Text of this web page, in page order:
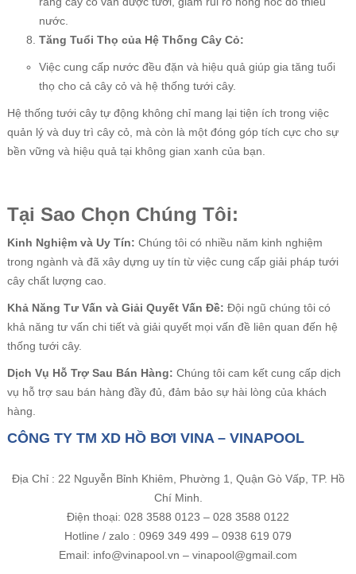
nước.
Tăng Tuổi Thọ của Hệ Thống Cây Cỏ:
Việc cung cấp nước đều đặn và hiệu quả giúp gia tăng tuổi
thọ cho cả cây cỏ và hệ thống tưới cây.
Hệ thống tưới cây tự động không chỉ mang lại tiện ích trong việc
quản lý và duy trì cây cỏ, mà còn là một đóng góp tích cực cho sự
bền vững và hiệu quả tại không gian xanh của bạn.
Tại Sao Chọn Chúng Tôi:
Kinh Nghiệm và Uy Tín: Chúng tôi có nhiều năm kinh nghiệm
trong ngành và đã xây dựng uy tín từ việc cung cấp giải pháp tưới
cây chất lượng cao.
Khả Năng Tư Vấn và Giải Quyết Vấn Đề: Đội ngũ chúng tôi có
khả năng tư vấn chi tiết và giải quyết mọi vấn đề liên quan đến hệ
thống tưới cây.
Dịch Vụ Hỗ Trợ Sau Bán Hàng: Chúng tôi cam kết cung cấp dịch
vụ hỗ trợ sau bán hàng đầy đủ, đảm bảo sự hài lòng của khách
hàng.
CÔNG TY TM XD HỒ BƠI VINA – VINAPOOL
Địa Chỉ : 22 Nguyễn Bỉnh Khiêm, Phường 1, Quận Gò Vấp, TP. Hồ
Chí Minh.
Điện thoại: 028 3588 0123 – 028 3588 0122
Hotline / zalo : 0969 349 499 – 0938 619 079
Email: info@vinapool.vn – vinapool@gmail.com